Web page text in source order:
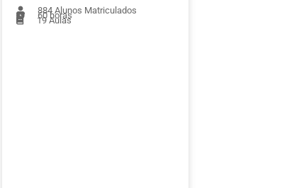
884 Alunos Matriculados
60 horas
19Aulas